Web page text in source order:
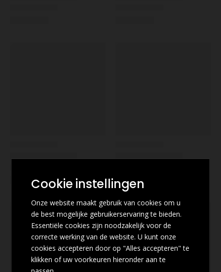
Cookie instellingen
Onze website maakt gebruik van cookies om u
de best mogelijke gebruikerservaring te bieden.
Essentiële cookies zijn noodzakelijk voor de
correcte werking van de website. U kunt onze
cookies accepteren door op "Alles accepteren" te
klikken of uw voorkeuren hieronder aan te